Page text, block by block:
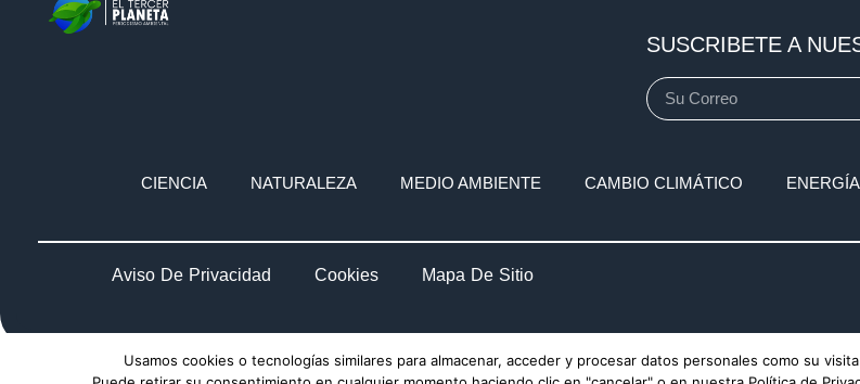
SUSCRIBETE A
CIENCIA NATURALEZA MEDIO AMBIENTE CAMBIO CLIMÁTICO ENERGÍA
Aviso De Privacidad Cookies Mapa De Sitio
Usamos cookies o tecnologías similares para almacenar, acceder y procesar datos personales como su